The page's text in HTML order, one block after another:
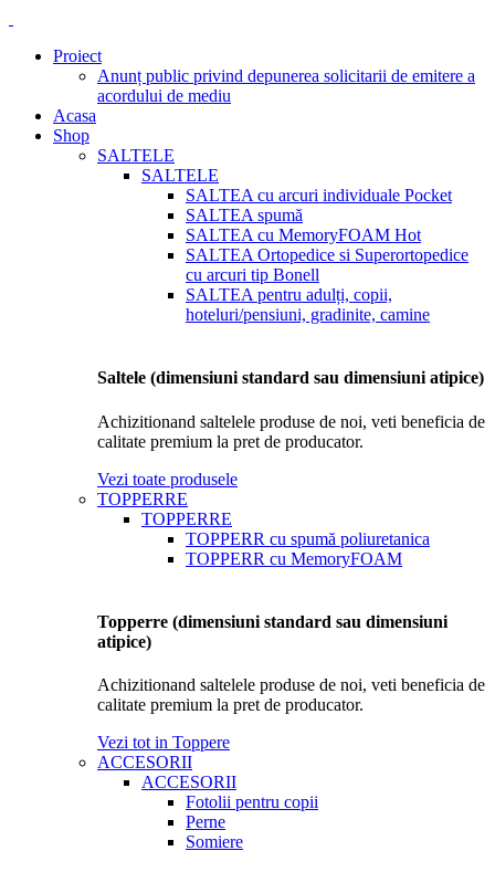
Proiect
Anunț public privind depunerea solicitarii de emitere a
acordului de mediu
Acasa
Shop
SALTELE
SALTELE
SALTEA cu arcuri individuale Pocket
SALTEA spumă
SALTEA cu MemoryFOAM Hot
SALTEA Ortopedice si Superortopedice
cu arcuri tip Bonell
SALTEA pentru adulți, copii,
hoteluri/pensiuni, gradinite, camine
Saltele (dimensiuni standard sau dimensiuni atipice)
Achizitionand saltelele produse de noi, veti beneficia de
calitate premium la pret de producator.
Vezi toate produsele
TOPPERRE
TOPPERRE
TOPPERR cu spumă poliuretanica
TOPPERR cu MemoryFOAM
Topperre (dimensiuni standard sau dimensiuni
atipice)
Achizitionand saltelele produse de noi, veti beneficia de
calitate premium la pret de producator.
Vezi tot in Toppere
ACCESORII
ACCESORII
Fotolii pentru copii
Perne
Somiere